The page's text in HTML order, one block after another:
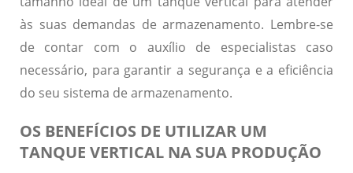
às suas demandas de armazenamento. Lembre-se
de contar com o auxílio de especialistas caso
necessário, para garantir a segurança e a eficiência
do seu sistema de armazenamento.
OS BENEFÍCIOS DE UTILIZAR UM
TANQUE VERTICAL NA SUA PRODUÇÃO